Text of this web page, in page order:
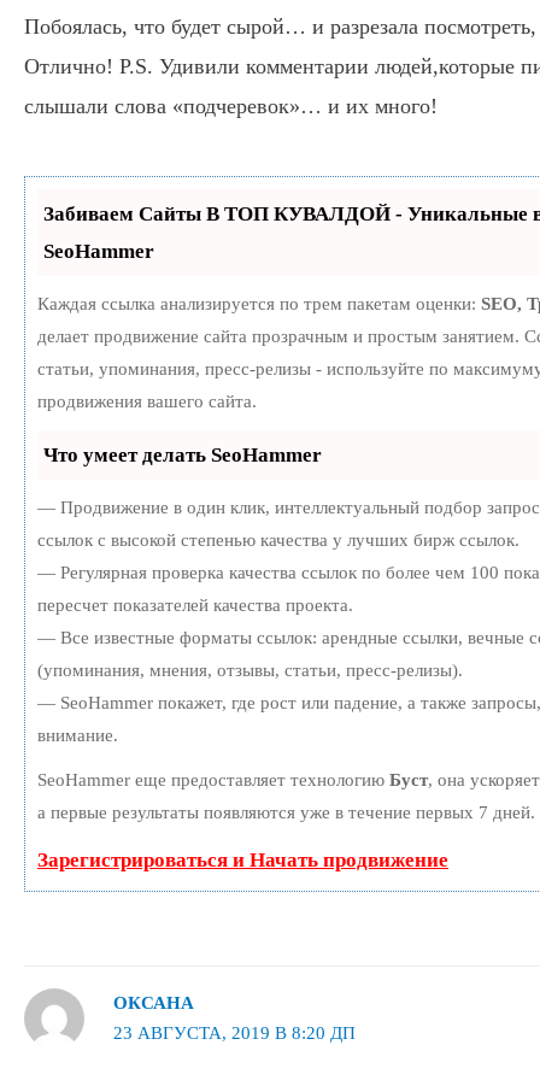
Побоялась, что будет сырой… и разрезала
Отлично! P.S. Удивили комментарии людей,которые
слышали слова «подчеревок»… и их много!
Забиваем Сайты В ТОП КУВАЛДОЙ - Уникальные
SeoHammer
Каждая ссылка анализируется по трем пакетам оценки: SEO,
делает продвижение сайта прозрачным и простым занятием.
статьи, упоминания, пресс-релизы - используйте по
продвижения вашего сайта.
Что умеет делать SeoHammer
— Продвижение в один клик, интеллектуальный подбор
ссылок с высокой степенью качества у лучших бирж ссылок.
— Регулярная проверка качества ссылок по более чем 100
пересчет показателей качества проекта.
— Все известные форматы ссылок: арендные ссылки, вечные
(упоминания, мнения, отзывы, статьи, пресс-релизы).
— SeoHammer покажет, где рост или падение, а также
внимание.
SeoHammer еще предоставляет технологию Буст, она
а первые результаты появляются уже в течение первых 7 дней.
Зарегистрироваться и Начать продвижение
ОКСАНА
23 АВГУСТА, 2019 В 8:20 ДП